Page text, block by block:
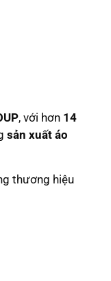
, với hơn 14
sản xuất áo
thương hiệu